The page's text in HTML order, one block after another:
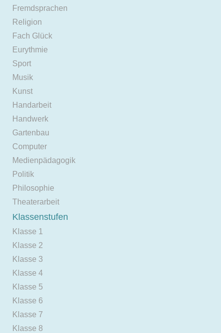
Fremdsprachen
Religion
Fach Glück
Eurythmie
Sport
Musik
Kunst
Handarbeit
Handwerk
Gartenbau
Computer
Medienpädagogik
Politik
Philosophie
Theaterarbeit
Klassenstufen
Klasse 1
Klasse 2
Klasse 3
Klasse 4
Klasse 5
Klasse 6
Klasse 7
Klasse 8